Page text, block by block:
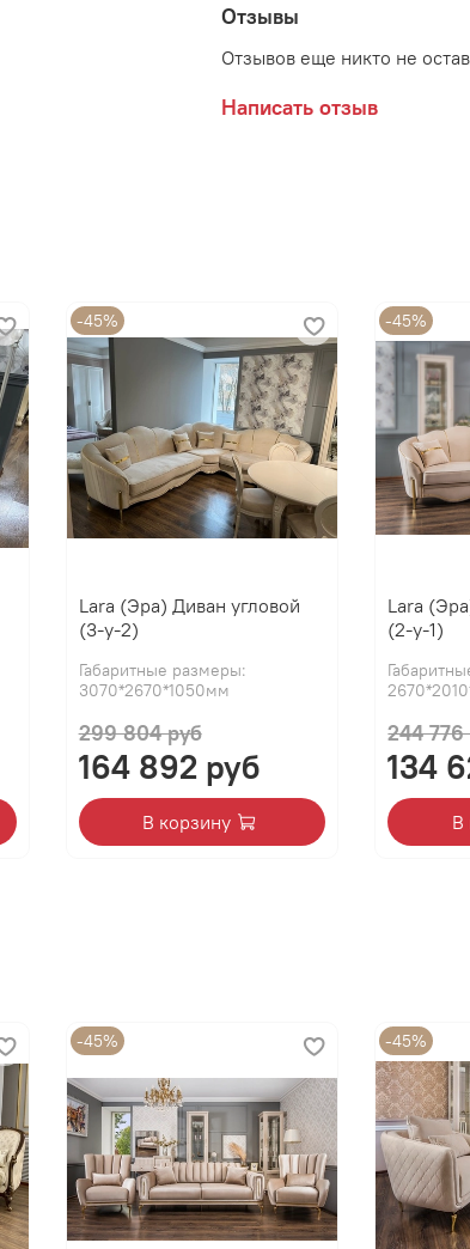
Производитель:
Мебельная компания
Отзывы
Отзывов еще никто не
Написать отзыв
-45%
Lara (Эра) Диван угловой
(3-у-2)
Габаритные размеры:
3070*2670*1050мм
299 804 руб
164 892 руб
В корзину
-45%
Lara
(2-у-1)
244 776
134
В
-45% -45%